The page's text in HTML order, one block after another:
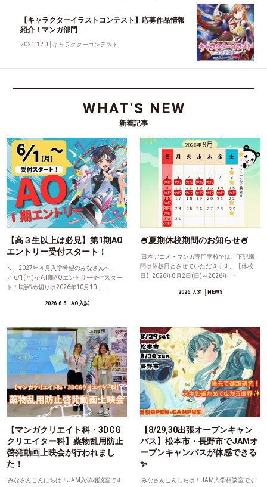
【キャラクターイラストコンテスト】応募作品情報
紹介！マンガ部門
2021.12.1 キャラクターコンテスト
WHAT'S NEW
新着記事
【高３生以上は必見】第1期AO
エントリー受付スタート！
＼ 2027年４月入学希望のみなさんへ
／ 6/1(月)からⅠ期AOエントリー受付スター
ト！Ⅰ期締め切りは2026年10月10 ･･･
2026.6.5│AO入試
🍧夏期休校期間のお知らせ🍧
日本アニメ・マンガ専門学校では、下記期
間は休校日とさせていただきます。【休校
日】2026年8月2日(日)～2026年 ･･･
2026.7.31 │NEWS
【マンガクリエイト科・3DCG
クリエイター科】薬物乱用防止
啓発動画上映会が行われまし
た！
みなさんこんにちは！JAM入学相談室です
【8/29,30出張オープンキャン
パス】松本市・長野市でJAMオ
ープンキャンパスが体感できる
✨
みなさんこんにちは！JAM入学相談室です